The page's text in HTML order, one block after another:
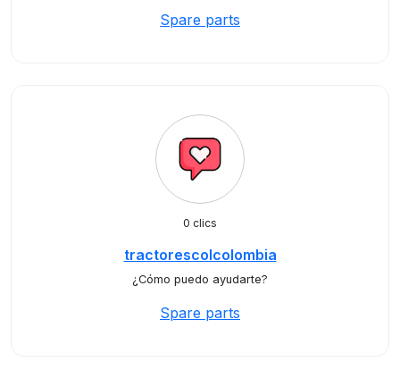
Spare parts
0 clics
tractorescolcolombia
¿Cómo puedo ayudarte?
Spare parts